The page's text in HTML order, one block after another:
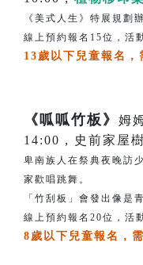
《美式人生》特展規劃
線上預約報名15位，活
13歲以下兒童報名，
《呱呱竹板》 姆
14:00，史前家屋
卑南族人在祭典夜晚訪
家歡唱跳舞。
「竹刮板」會發出像是
線上預約報名20位，活
8歲以下兒童報名，